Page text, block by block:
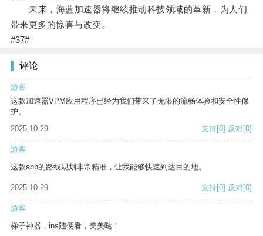
未来，海蓝加速器将继续推动科技领域的革新，为人们
带来更多的惊喜与改变。
#37#
评论
游客
这款加速器VPM应用程序已经为我们带来了无限的流畅体验和安全性保
护。
2025-10-29
支持[0] 反对[0]
游客
这款app的路线规划非常精准，让我能够快速到达目的地。
2025-10-29 支持[0] 反对[0]
游客
梯子神器，ins随便看，美美哒！